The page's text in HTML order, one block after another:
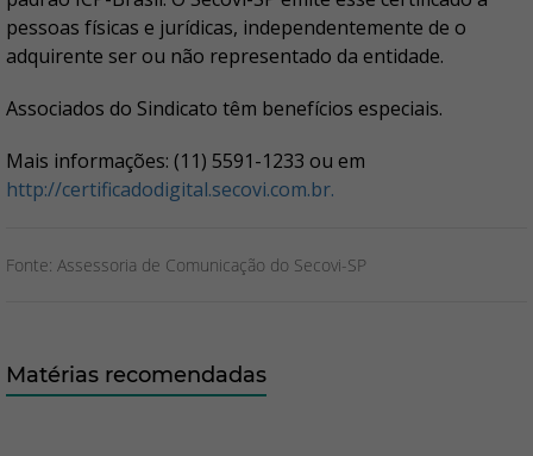
pessoas físicas e jurídicas, independentemente de o
adquirente ser ou não representado da entidade.
Associados do Sindicato têm benefícios especiais.
Mais informações: (11) 5591-1233 ou em
http://certificadodigital.secovi.com.br.
Fonte: Assessoria de Comunicação do Secovi-SP
Matérias recomendadas